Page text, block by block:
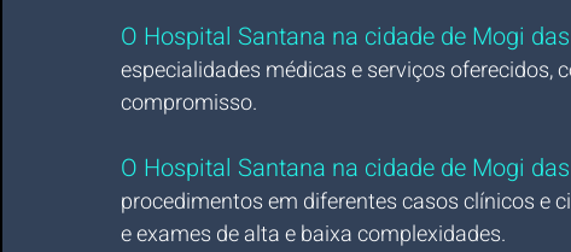
O Hospital Santana na cidade de Mogi
especialidades médicas e serviços oferecidos,
compromisso.
O Hospital Santana na cidade de Mogi
procedimentos em diferentes casos clínicos e
e exames de alta e baixa complexidades.